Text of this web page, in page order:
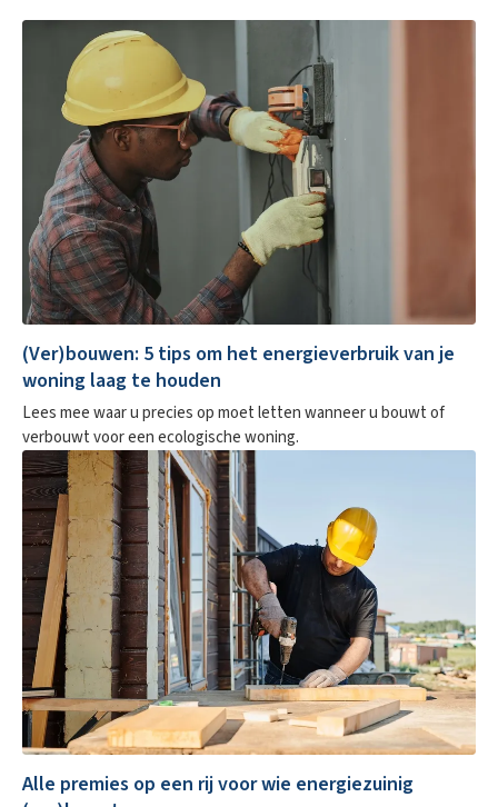
(Ver)bouwen: 5 tips om het energieverbruik van je
woning laag te houden
Lees mee waar u precies op moet letten wanneer u bouwt of
verbouwt voor een ecologische woning.
Alle premies op een rij voor wie energiezuinig